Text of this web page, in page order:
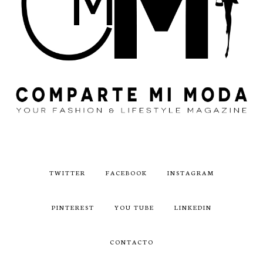
TWITTER FACEBOOK INSTAGRAM
PINTEREST YOU TUBE LINKEDIN
CONTACTO